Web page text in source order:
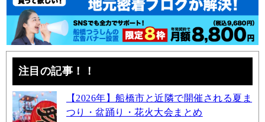
注目の記事！！
【2026年】船橋市と近隣で開催される夏ま
つり・盆踊り・花火大会まとめ